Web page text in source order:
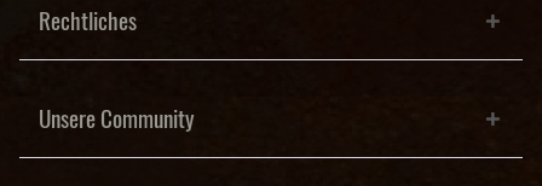
Rechtliches
Unsere Community